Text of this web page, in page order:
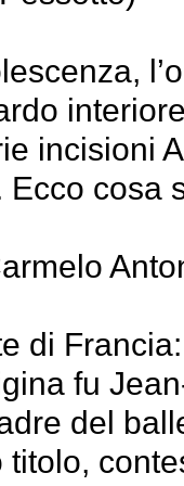
incisioni
Ecco cosa
di
fu
del
titolo,